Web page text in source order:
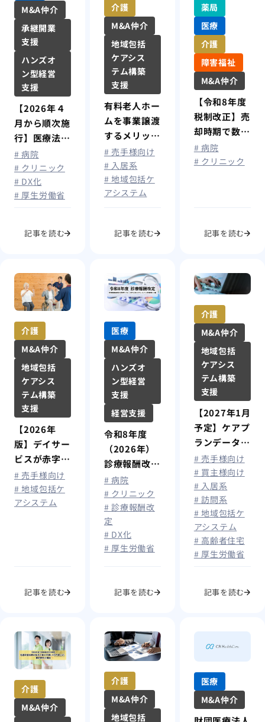
M&A仲介
承継開業
支援
ハンズオ
ン型経営
支援
【2026年４
月から順次施
行】医療法改
正のポイント
―都市部では
開業規制も
# 病院
# クリニック
# DX化
# 厚生労働省
記事を読む
介護
M&A仲介
地域包括
ケアシス
テム構築
支援
有料老人ホー
ムを事業譲渡
するメリット
や相場・手順
を徹底解説
# 売手様向け
# 入居系
# 地域包括ケ
アシステム
記事を読む
薬局
医療
介護
障害福祉
M&A仲介
【令和8年度
税制改正】売
却時期で数千
万円差
も？“ミニマ
べき理由
# 病院
# クリニック
記事を読む
介護
M&A仲介
地域包括
ケアシス
テム構築
支援
【2026年
版】デイサー
ビスが赤字に
なる原因と
は？経営改善
のポイントと
# 売手様向け
# 地域包括ケ
アシステム
記事を読む
医療
M&A仲介
ハンズオ
ン型経営
支援
経営支援
令和8年度
（2026年）
診療報酬改定
が答申：AI・
ICT活用とオ
ンライン診療
拡大編
# 病院
# クリニック
# 診療報酬改
定
# DX化
# 厚生労働省
記事を読む
介護
M&A仲介
地域包括
ケアシス
テム構築
支援
【2027年1月
予定】ケアプ
ランデータ連
携システムが
介護情報基盤
に統合へ｜介
護事業所が今
から準備すべ
きこと
# 売手様向け
# 買主様向け
# 入居系
# 訪問系
# 地域包括ケ
アシステム
# 高齢者住宅
# 厚生労働省
記事を読む
介護
M&A仲介
介護
M&A仲介
地域包括
医療
M&A仲介